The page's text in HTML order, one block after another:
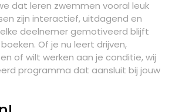
dat leren zwemmen vooral leuk
zijn interactief, uitdagend en
deelnemer gemotiveerd blijft
Of je nu leert drijven,
of wilt werken aan je conditie, wij
programma dat aansluit bij jouw